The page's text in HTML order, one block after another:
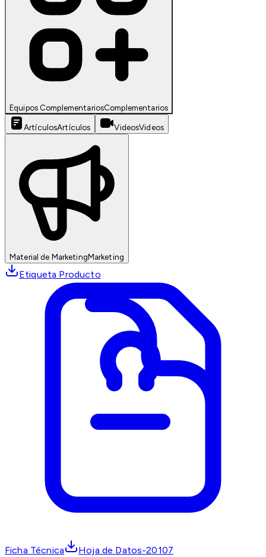
Equipos ComplementariosComplementarios
ArtículosArtículos VideosVideos
Material de MarketingMarketing
Etiqueta Producto
Ficha Técnica Hoja de Datos-20107